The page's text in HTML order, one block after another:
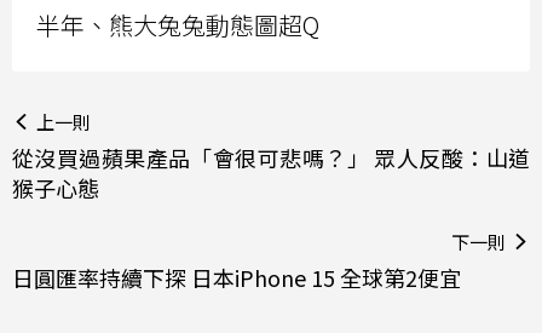
半年、熊大兔兔動態圖超Q
上一則
從沒買過蘋果產品「會很可悲嗎？」 眾人反酸：山道
猴子心態
下一則
日圓匯率持續下探 日本iPhone 15 全球第2便宜